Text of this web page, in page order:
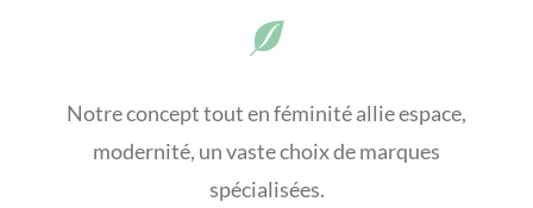
Notre concept tout en féminité allie espace,
modernité, un vaste choix de marques
spécialisées.